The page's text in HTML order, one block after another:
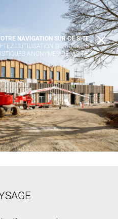
NAVIGATION SUR CE SITE
L’UTILISATION DE COOKIES
ANONYMES DE VISITE.
X